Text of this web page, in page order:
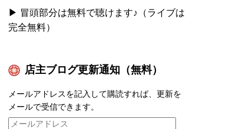
▶ 冒頭部分は無料で聴けます♪（ライブは
完全無料）
店主ブログ更新通知（無料）
メールアドレスを記入して購読すれば、更新を
メールで受信できます。